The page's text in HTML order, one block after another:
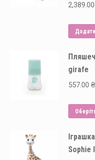
2,389.00
girafe
557.00 ₴
Sophie